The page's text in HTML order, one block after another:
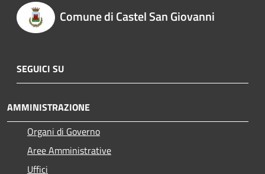
Comune di Castel San Giovanni
SEGUICI SU
AMMINISTRAZIONE
Organi di Governo
Aree Amministrative
Uffici